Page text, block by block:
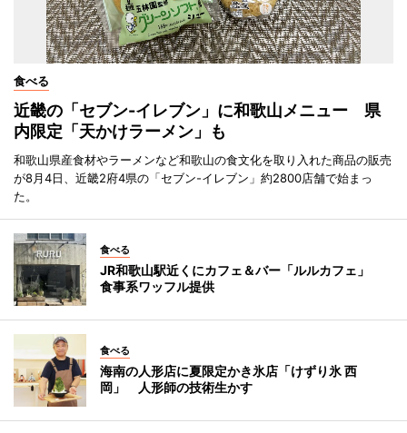
食べる
近畿の「セブン-イレブン」に和歌山メニュー 県
内限定「天かけラーメン」も
和歌山県産食材やラーメンなど和歌山の食文化を取り入れた商品の販売
が8月4日、近畿2府4県の「セブン-イレブン」約2800店舗で始まっ
た。
食べる
JR和歌山駅近くにカフェ＆バー「ルルカフェ」
食事系ワッフル提供
食べる
海南の人形店に夏限定かき氷店「けずり氷 西
岡」 人形師の技術生かす